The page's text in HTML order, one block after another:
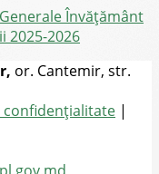
Învățământ
2025-2026
or. Cantemir, str.
confidențialitate |